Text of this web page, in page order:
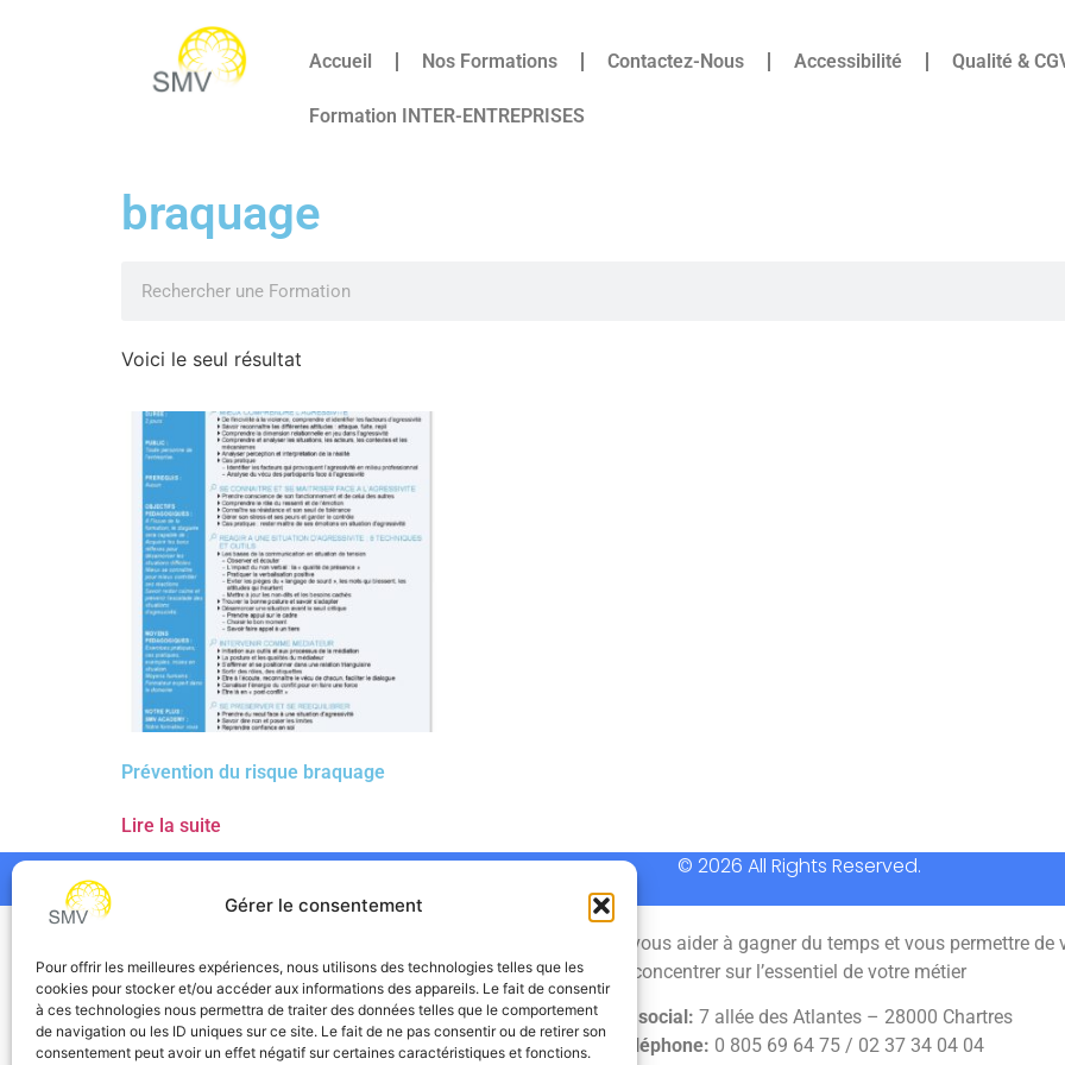
Gérer le consentement
Pour offrir les meilleures expériences, nous utilisons des technologies telles que les
cookies pour stocker et/ou accéder aux informations des appareils. Le fait de consentir
à ces technologies nous permettra de traiter des données telles que le comportement
de navigation ou les ID uniques sur ce site. Le fait de ne pas consentir ou de retirer son
consentement peut avoir un effet négatif sur certaines caractéristiques et fonctions.
Accueil Nos Formations Contactez-Nous Accessibilité Qualité &
Formation INTER-ENTREPRISES
braquage
Voici le seul résultat
Prévention du risque braquage
Lire la suite
© 2026 All Rights Reserved.
SMV permet de vous aider à gagner du temps et vous permettre de
concentrer sur l’essentiel de votre métier
Siège social: 7 allée des Atlantes – 28000 Chartres
Téléphone: 0 805 69 64 75 / 02 37 34 04 04